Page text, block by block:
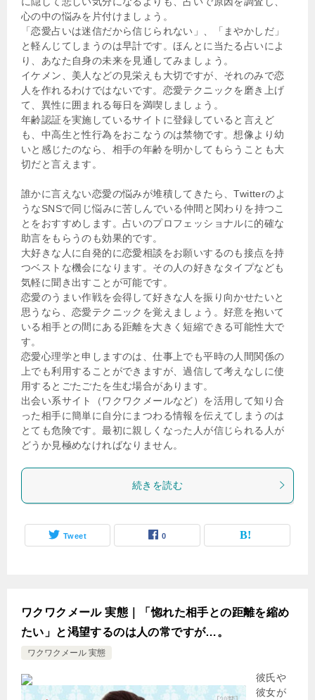
心の中の悩みを片付けましょう。
「恋愛占いは迷信だから信じられない」、「まやかしだ」
と軽んじてしまうのは早計です。ほんとに当たる占いによ
り、あなた自身の未来を見通してみましょう。
イケメン、美人などの見栄えも大切ですが、それのみで恋
人を作れるわけではないです。恋愛テクニックを磨き上げ
て、異性に囲まれる毎日を満喫しましょう。
年齢認証を実施しているサイトに登録していると言えど
も、中高生と性行為をおこなうのは禁物です。想像より幼
いと感じたのなら、相手の年齢を明かしてもらうことも大
切だと言えます。
誰かに言えない恋愛の悩みが堆積してきたら、Twitterのよ
うなSNSで同じ悩みに苦しんでいる仲間と関わりを持つこ
とをおすすめします。占いのプロフェッショナルに的確な
助言をもらうのも効果的です。
大好きな人に自発的に恋愛相談をお願いするのも接点を持
つベストな機会になります。その人の好きなタイプなども
気軽に聞き出すことが可能です。
恋愛のうまい作戦を会得して好きな人を振り向かせたいと
思うなら、恋愛テクニックを覚えましょう。好意を抱いて
いる相手との間にある距離を大きく短縮できる可能性大で
す。
恋愛心理学と申しますのは、仕事上でも平時の人間関係の
上でも利用することができますが、過信して考えなしに使
用するとごたごたを生む場合があります。
出会い系サイト（ワクワクメールなど）を活用して知り合
った相手に簡単に自分にまつわる情報を伝えてしまうのは
とても危険です。最初に親しくなった人が信じられる人が
どうか見極めなければなりません。
続きを読む
Tweet 0
ワクワクメール 実態｜「惚れた相手との距離を縮め
たい」と渇望するのは人の常ですが…。
ワクワクメール 実態
彼氏や
彼女が